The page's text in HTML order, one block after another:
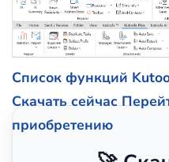
Список функций
Скачать сейчас
приобретению